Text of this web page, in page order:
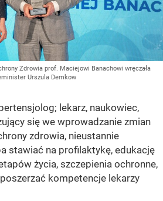
Zdrowia prof. Maciejowi Banachowi wręczała
Urszula Demkow
lekarz, naukowiec,
się we wprowadzanie zmian
zdrowia, nieustannie
stawiać na profilaktykę, edukację
życia, szczepienia ochronne,
kompetencje lekarzy